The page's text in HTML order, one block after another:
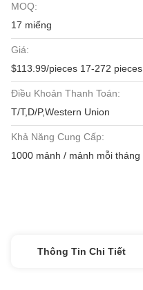
MOQ:
17 miếng
Giá:
$113.99/pieces 17-272 pieces
Điều Khoản Thanh Toán:
T/T,D/P,Western Union
Khả Năng Cung Cấp:
1000 mảnh / mảnh mỗi tháng
Thông Tin Chi Tiết